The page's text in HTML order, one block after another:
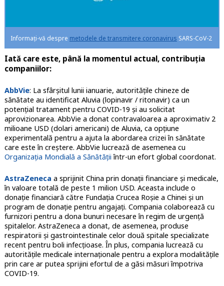
Informați-vă despre metodele de transmitere coronavirus SARS-CoV-2
Iată care este, până la momentul actual, contribuția
companiilor:
AbbVie: La sfârșitul lunii ianuarie, autoritățile chineze de
sănătate au identificat Aluvia (lopinavir / ritonavir) ca un
potențial tratament pentru COVID-19 și au solicitat
aprovizionarea. AbbVie a donat contravaloarea a aproximativ 2
milioane USD (dolari americani) de Aluvia, ca opțiune
experimentală pentru a ajuta la abordarea crizei în sănătate
care este în creștere. AbbVie lucrează de asemenea cu
Organizația Mondială a Sănătății într-un efort global coordonat.
AstraZeneca a sprijinit China prin donații financiare și medicale,
în valoare totală de peste 1 milion USD. Aceasta include o
donație financiară către Fundația Crucea Roșie a Chinei și un
program de donație pentru angajați. Compania colaborează cu
furnizori pentru a dona bunuri necesare în regim de urgență
spitalelor. AstraZeneca a donat, de asemenea, produse
respiratorii și gastrointestinale celor două spitale specializate
recent pentru boli infecțioase. În plus, compania lucrează cu
autoritățile medicale internaționale pentru a explora modalitățile
prin care ar putea sprijini efortul de a găsi măsuri împotriva
COVID-19.